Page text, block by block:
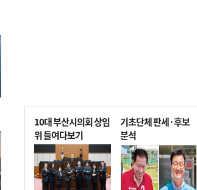
10대 부산시의회 상임
위 들여다보기
기초단체 판세·후보
분석